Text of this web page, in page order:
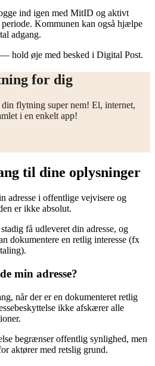
ind igen med MitID og aktivt
Kommunen kan også hjælpe
adgang.
hold øje med besked i Digital Post.
for dig
flytning super nem! El, internet,
i en enkelt app!
til dine oplysninger
adresse i offentlige vejvisere og
er ikke absolut.
få udleveret din adresse, og
dokumentere en retlig interesse (fx
min adresse?
når der er en dokumenteret retlig
ikke afskærer alle
begrænser offentlig synlighed, men
aktører med retslig grund.